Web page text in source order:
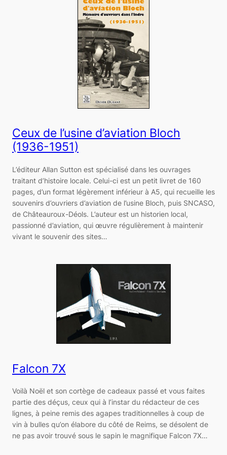
Ceux de l’usine d’aviation Bloch
(1936-1951)
L’éditeur Allan Sutton est spécialisé dans les ouvrages
traitant d’histoire locale. Celui-ci est un petit livret de 160
pages, d’un format légèrement inférieur à A5, qui recueille les
souvenirs d’ouvriers d’aviation de l’usine Bloch, puis SNCASO,
de Châteauroux-Déols. L’auteur est un historien local,
passionné d’aviation, qui œuvre régulièrement à maintenir
vivant le souvenir des sites…
Falcon 7X
Voilà Noël et son cortège de cadeaux passé et vous faites
partie des déçus, ceux qui à l’instar du rédacteur de ces
lignes, à peine remis des agapes traditionnelles à coup de
vin à bulles qu’on élabore du côté de Reims, se désolent de
ne pas avoir trouvé sous le sapin le magnifique Falcon 7X…